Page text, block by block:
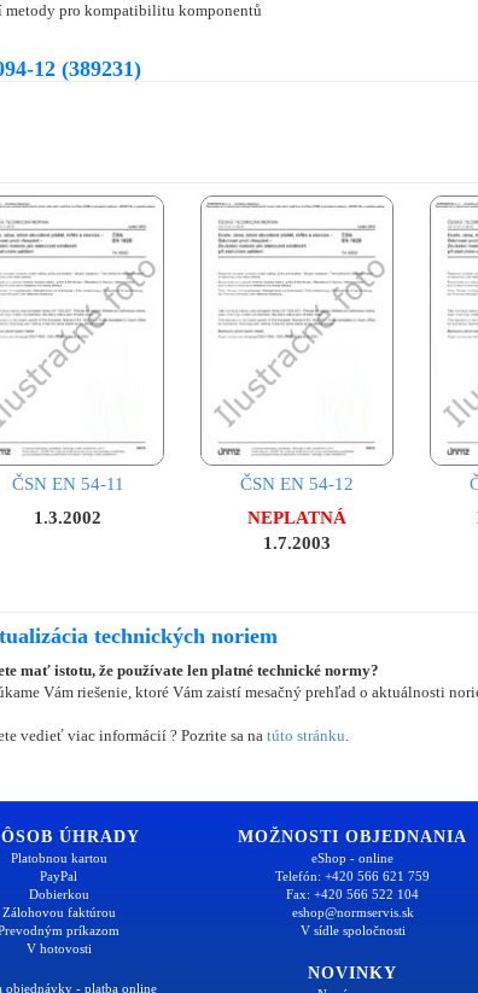
metody pro kompatibilitu komponentů
12 (389231)
ČSN EN 54-11
1.3.2002
ČSN EN 54-12
NEPLATNÁ
1.7.2003
technických noriem
mať istotu, že používate len platné technické normy?
Vám riešenie, ktoré Vám zaistí mesačný prehľad o aktuálnosti
vedieť viac informácií ? Pozrite sa na túto stránku.
ÚHRADY
Platobnou kartou
PayPal
Dobierkou
Zálohovou faktúrou
príkazom
V hotovosti
objednávky - platba online
MOŽNOSTI OBJEDNANIA
eShop - online
Telefón: +420 566 621 759
Fax: +420 566 522 104
eshop@normservis.sk
V sídle spoločnosti
NOVINKY